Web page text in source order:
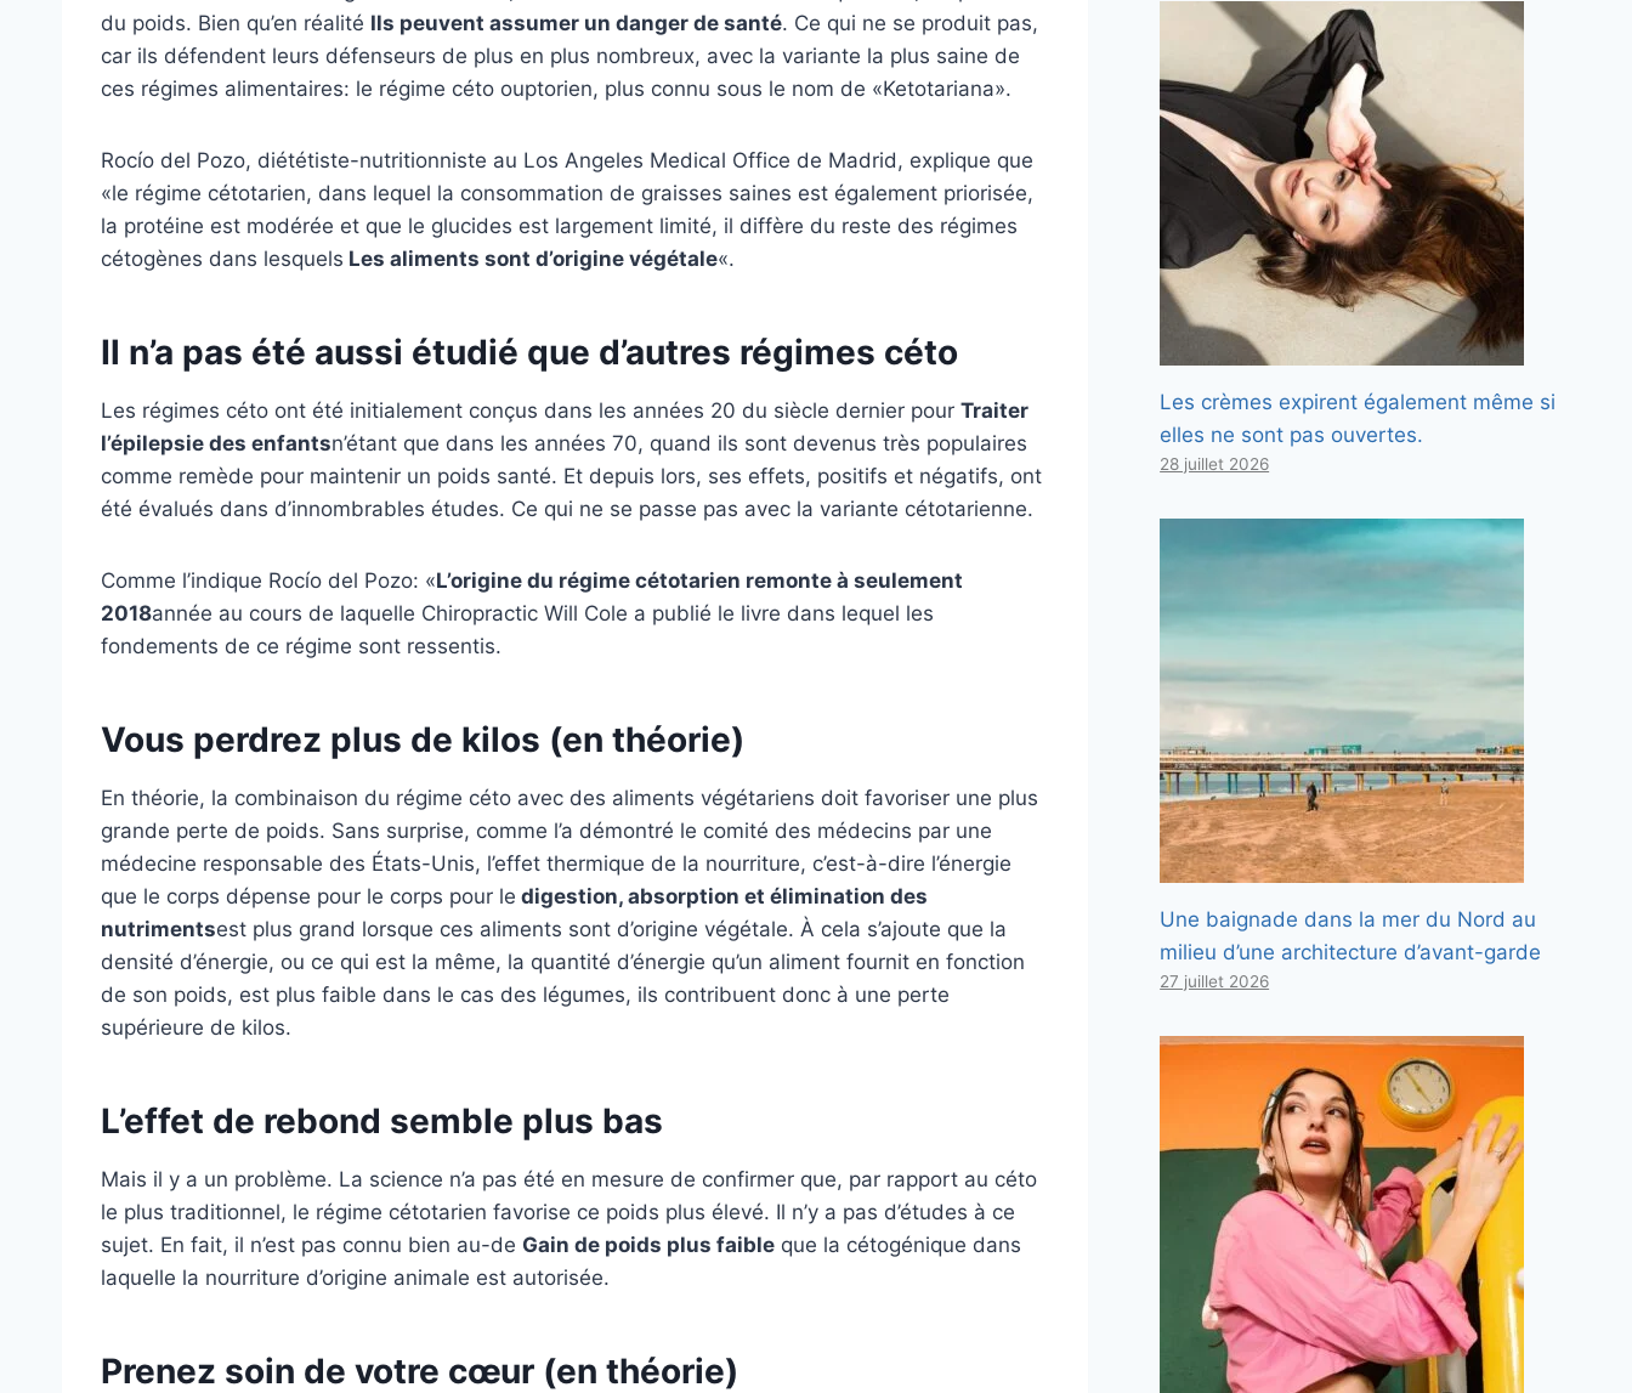
du poids. Bien qu’en réalité Ils peuvent assumer un danger de santé. Ce qui ne se produit pas,
car ils défendent leurs défenseurs de plus en plus nombreux, avec la variante la plus saine de
ces régimes alimentaires: le régime céto ouptorien, plus connu sous le nom de «Ketotariana».
Rocío del Pozo, diététiste-nutritionniste au Los Angeles Medical Office de Madrid, explique que
«le régime cétotarien, dans lequel la consommation de graisses saines est également priorisée,
la protéine est modérée et que le glucides est largement limité, il diffère du reste des régimes
cétogènes dans lesquels Les aliments sont d’origine végétale«.
Il n’a pas été aussi étudié que d’autres régimes céto
Les régimes céto ont été initialement conçus dans les années 20 du siècle dernier pour Traiter
l’épilepsie des enfantsn’étant que dans les années 70, quand ils sont devenus très populaires
comme remède pour maintenir un poids santé. Et depuis lors, ses effets, positifs et négatifs, ont
été évalués dans d’innombrables études. Ce qui ne se passe pas avec la variante cétotarienne.
Comme l’indique Rocío del Pozo: «L’origine du régime cétotarien remonte à seulement
2018année au cours de laquelle Chiropractic Will Cole a publié le livre dans lequel les
fondements de ce régime sont ressentis.
Vous perdrez plus de kilos (en théorie)
En théorie, la combinaison du régime céto avec des aliments végétariens doit favoriser une plus
grande perte de poids. Sans surprise, comme l’a démontré le comité des médecins par une
médecine responsable des États-Unis, l’effet thermique de la nourriture, c’est-à-dire l’énergie
que le corps dépense pour le corps pour le digestion, absorption et élimination des
nutrimentsest plus grand lorsque ces aliments sont d’origine végétale. À cela s’ajoute que la
densité d’énergie, ou ce qui est la même, la quantité d’énergie qu’un aliment fournit en fonction
de son poids, est plus faible dans le cas des légumes, ils contribuent donc à une perte
supérieure de kilos.
L’effet de rebond semble plus bas
Mais il y a un problème. La science n’a pas été en mesure de confirmer que, par rapport au céto
le plus traditionnel, le régime cétotarien favorise ce poids plus élevé. Il n’y a pas d’études à ce
sujet. En fait, il n’est pas connu bien au-de Gain de poids plus faible que la cétogénique dans
laquelle la nourriture d’origine animale est autorisée.
Prenez soin de votre cœur (en théorie)
Les crèmes expirent également même si
elles ne sont pas ouvertes.
28 juillet 2026
Une baignade dans la mer du Nord au
milieu d’une architecture d’avant-garde
27 juillet 2026